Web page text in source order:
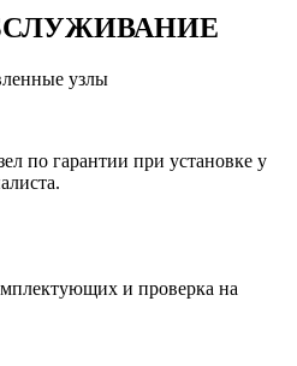
узлы
по гарантии при установке у
и проверка на